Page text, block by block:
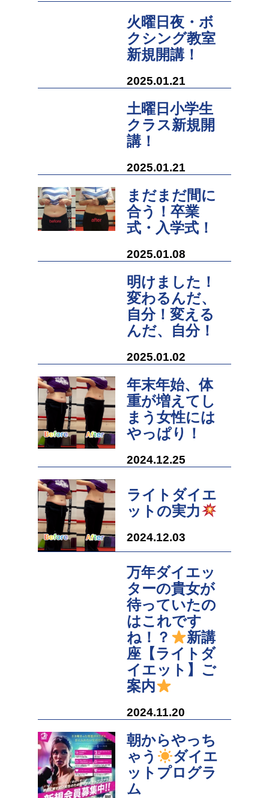
火曜日夜・ボ
クシング教室
新規開講！
2025.01.21
土曜日小学生
クラス新規開
講！
2025.01.21
まだまだ間に
合う！卒業
式・入学式！
2025.01.08
明けました！
変わるんだ、
自分！変える
んだ、自分！
2025.01.02
年末年始、体
重が増えてし
まう女性には
やっぱり！
2024.12.25
ライトダイエ
ットの実力
2024.12.03
万年ダイエッ
ターの貴女が
待っていたの
はこれです
ね！？
新講
座【ライトダ
イエット】ご
案内
2024.11.20
朝からやっち
ゃう
ダイエ
ットプログラ
ム